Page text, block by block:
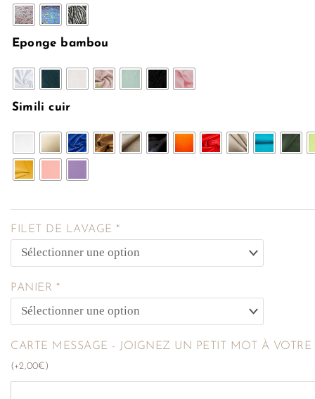
Eponge bambou
Simili cuir
FILET DE LAVAGE *
PANIER *
CARTE MESSAGE - JOIGNEZ UN PETIT MOT À VOTRE
(+2,00€ )